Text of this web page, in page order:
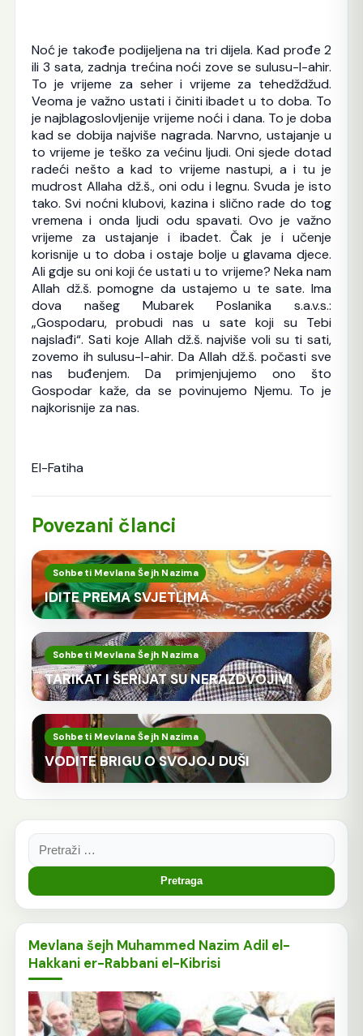
Noć je takođe podijeljena na tri dijela. Kad prođe 2
ili 3 sata, zadnja trećina noći zove se sulusu-l-ahir.
To je vrijeme za seher i vrijeme za tehedždžud.
Veoma je važno ustati i činiti ibadet u to doba. To
je najblagoslovljenije vrijeme noći i dana. To je doba
kad se dobija najviše nagrada. Narvno, ustajanje u
to vrijeme je teško za većinu ljudi. Oni sjede dotad
radeći nešto a kad to vrijeme nastupi, a i tu je
mudrost Allaha dž.š., oni odu i legnu. Svuda je isto
tako. Svi noćni klubovi, kazina i slično rade do tog
vremena i onda ljudi odu spavati. Ovo je važno
vrijeme za ustajanje i ibadet. Čak je i učenje
korisnije u to doba i ostaje bolje u glavama djece.
Ali gdje su oni koji će ustati u to vrijeme? Neka nam
Allah dž.š. pomogne da ustajemo u te sate. Ima
dova našeg Mubarek Poslanika s.a.v.s.:
„Gospodaru, probudi nas u sate koji su Tebi
najslađi“. Sati koje Allah dž.š. najviše voli su ti sati,
zovemo ih sulusu-l-ahir. Da Allah dž.š. počasti sve
nas buđenjem. Da primjenjujemo ono što
Gospodar kaže, da se povinujemo Njemu. To je
najkorisnije za nas.
El-Fatiha
Povezani članci
Sohbeti Mevlana Šejh Nazima
IDITE PREMA SVJETLIMA
Sohbeti Mevlana Šejh Nazima
TARIKAT I ŠERIJAT SU NERAZDVOJIVI
Sohbeti Mevlana Šejh Nazima
VODITE BRIGU O SVOJOJ DUŠI
Pretraga:
Mevlana šejh Muhammed Nazim Adil el-
Hakkani er-Rabbani el-Kibrisi